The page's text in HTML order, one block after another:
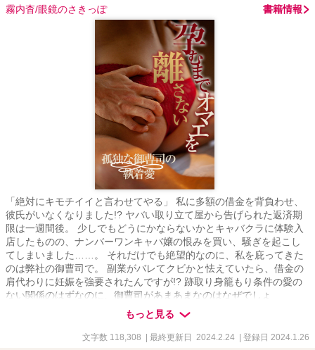
霧内杳/眼鏡のさきっぽ 書籍情報
「絶対にキモチイイと言わせてやる」 私に多額の借金を背負わせ、
彼氏がいなくなりました!? ヤバい取り立て屋から告げられた返済期
限は一週間後。 少しでもどうにかならないかとキャバクラに体験入
店したものの、ナンバーワンキャバ嬢の恨みを買い、騒ぎを起こし
てしまいました……。 それだけでも絶望的なのに、私を庇ってきた
のは弊社の御曹司で。 副業がバレてクビかと怯えていたら、借金の
肩代わりに妊娠を強要されたんですが!? 跡取り身籠もり条件の愛の
ない関係のはずなのに、御曹司があまあまなのはなぜでしょ
う……？ 坂下花音 さかしたかのん 28歳 不動産会社『マグネイト
エステート』一般社員 真面目が服を着て歩いているような子 見た目
も真面目そのもの 恋に関しては夢を見がちで、そのせいで男に騙さ
もっと見る
文字数 118,308 | 最終更新日 2024.2.24 | 登録日 2024.1.26